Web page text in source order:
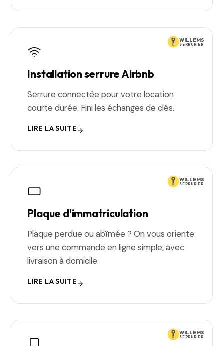
WILLEMS
SERRURIER
Installation serrure Airbnb
Serrure connectée pour votre location
courte durée. Fini les échanges de clés.
LIRE LA SUITE
WILLEMS
SERRURIER
Plaque d'immatriculation
Plaque perdue ou abîmée ? On vous oriente
vers une commande en ligne simple, avec
livraison à domicile.
LIRE LA SUITE
WILLEMS
SERRURIER